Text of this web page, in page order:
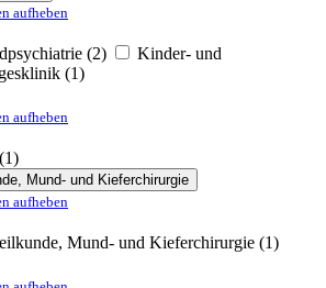
aufheben
(2)
Kinder- und
(1)
aufheben
(1)
Mund- und Kieferchirurgie
aufheben
Mund- und Kieferchirurgie (1)